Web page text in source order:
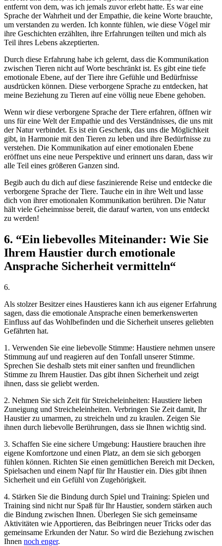
entfernt von dem, was ich jemals zuvor erlebt hatte. Es war eine
Sprache der Wahrheit ⁤und der Empathie, die ⁢keine⁣ Worte brauchte,‌
um verstanden⁢ zu werden. Ich konnte fühlen, wie​ diese Vögel mir
ihre ‌Geschichten erzählten, ihre Erfahrungen teilten ⁢und mich als
Teil ihres Lebens akzeptierten.
Durch diese Erfahrung habe ich⁢ gelernt, dass die Kommunikation
zwischen Tieren nicht ⁤auf Worte beschränkt ist. Es gibt eine ⁤tiefe
emotionale Ebene, auf der⁤ Tiere ihre Gefühle und Bedürfnisse
ausdrücken ⁢können. Diese verborgene Sprache zu entdecken, ⁤hat
meine Beziehung zu Tieren ​auf eine völlig neue Ebene gehoben.
Wenn wir ​diese verborgene Sprache der Tiere erfahren, öffnen wir
uns für‍ eine Welt der Empathie und ​des ‍Verständnisses, die uns mit​
der Natur verbindet. Es ist ‍ein Geschenk, das uns die Möglichkeit
gibt, in Harmonie mit den Tieren zu‍ leben⁢ und ihre Bedürfnisse ‍zu
verstehen. Die Kommunikation auf einer emotionalen Ebene​
eröffnet uns eine neue Perspektive und erinnert uns daran, dass wir
alle Teil eines‍ größeren Ganzen sind.
Begib​ auch du ⁢dich auf⁢ diese faszinierende Reise und entdecke die
verborgene Sprache der Tiere. Tauche ein in ihre⁤ Welt und ⁤lasse
dich von ‍ihrer‍ emotionalen Kommunikation berühren. Die Natur
hält viele Geheimnisse bereit, die‍ darauf warten, ⁢von uns entdeckt
zu werden!
6. ‌“Ein liebevolles Miteinander: Wie Sie​
Ihrem ‍Haustier durch ‍emotionale⁣
Ansprache⁤ Sicherheit vermitteln“
6.
Als stolzer Besitzer ‍eines Haustieres ⁣kann ‍ich aus⁣ eigener Erfahrung
sagen, dass die emotionale Ansprache einen bemerkenswerten
⁣Einfluss⁤ auf das Wohlbefinden und die Sicherheit unseres geliebten
Gefährten hat.
1. ‍Verwenden Sie eine ‌liebevolle Stimme: Haustiere nehmen unsere
Stimmung ⁢auf und reagieren auf den Tonfall unserer Stimme.
Sprechen Sie deshalb stets mit einer sanften und ​freundlichen
Stimme zu Ihrem Haustier. Das gibt ‍ihnen ⁣Sicherheit und zeigt
ihnen, dass ‌sie geliebt ⁢werden.
2. Nehmen‌ Sie sich Zeit für ‍Streicheleinheiten: Haustiere lieben
Zuneigung und Streicheleinheiten. Verbringen Sie Zeit​ damit, Ihr
Haustier zu umarmen, zu streicheln und zu kraulen. Zeigen Sie
⁢ihnen durch liebevolle Berührungen, dass sie Ihnen wichtig⁣ sind.
3. Schaffen Sie ⁣eine sichere Umgebung:‍ Haustiere brauchen ihre
eigene Komfortzone und einen Platz, an ‌dem sie sich ‍geborgen⁣
fühlen können. Richten Sie einen gemütlichen Bereich mit Decken,
Spielsachen und einem Napf ⁢für Ihr Haustier ein. Dies gibt⁤ ihnen
Sicherheit und ein Gefühl von Zugehörigkeit.
4. ⁢Stärken Sie die Bindung durch Spiel ​und Training: Spielen ‍und
Training sind nicht⁤ nur⁣ Spaß für Ihr Haustier, sondern stärken⁤ auch⁢
die Bindung zwischen Ihnen. Überlegen Sie sich gemeinsame
Aktivitäten⁢ wie Apportieren, das Beibringen neuer Tricks oder das
gemeinsame Erkunden der Natur. ‍So wird⁤ die Beziehung zwischen
Ihnen noch enger.